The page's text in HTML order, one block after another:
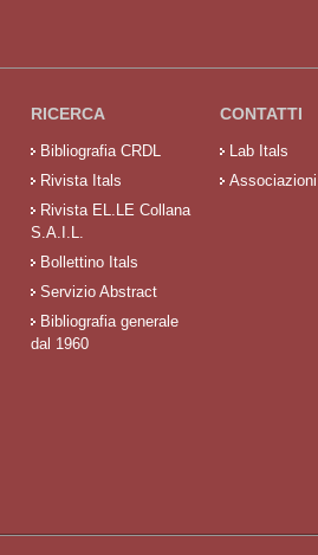
RICERCA
Bibliografia CRDL
Rivista Itals
Rivista EL.LE Collana
S.A.I.L.
Bollettino Itals
Servizio Abstract
Bibliografia generale
dal 1960
CONTATTI
Lab Itals
Associazioni